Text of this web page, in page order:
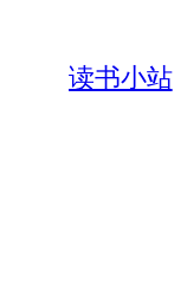
读书小站